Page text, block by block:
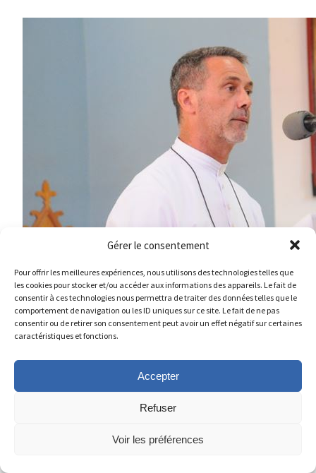
Gérer le consentement
Pour offrir les meilleures expériences, nous utilisons des technologies telles que
les cookies pour stocker et/ou accéder aux informations des appareils. Le fait de
consentir à ces technologies nous permettra de traiter des données telles que le
comportement de navigation ou les ID uniques sur ce site. Le fait de ne pas
consentir ou de retirer son consentement peut avoir un effet négatif sur certaines
caractéristiques et fonctions.
Accepter
Refuser
Voir les préférences
El Hno. Mario Houle, Provincial de USA-